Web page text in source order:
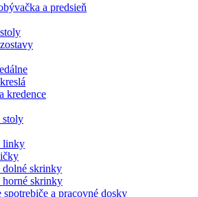
a predsieň
kredence
stoly
linky
skrinky
skrinky
a pracovné dosky